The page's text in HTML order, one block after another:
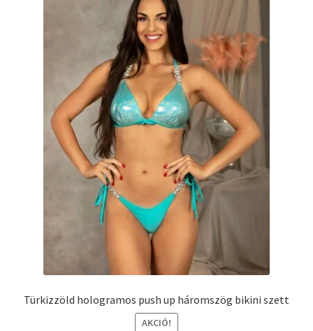
Türkizzöld hologramos push up háromszög bikini szett
AKCIÓ!